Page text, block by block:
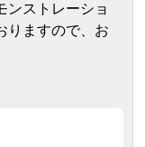
ンストレーショ
りますので、お